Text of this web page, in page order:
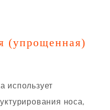
(упрощенная)
использует
носа,